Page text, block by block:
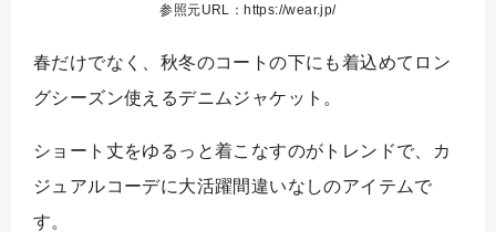
参照元URL：https://wear.jp/
春だけでなく、秋冬のコートの下にも着込めてロン
グシーズン使えるデニムジャケット。
ショート丈をゆるっと着こなすのがトレンドで、カ
ジュアルコーデに大活躍間違いなしのアイテムで
す。